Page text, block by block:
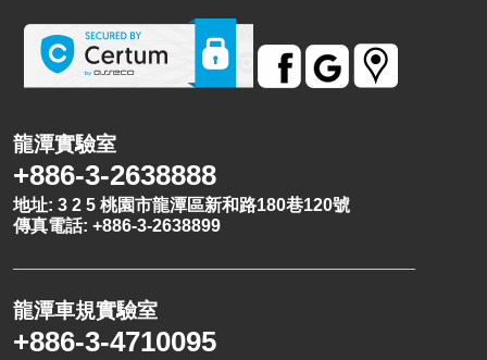
龍潭實驗室
+886-3-2638888
地址: 3 2 5 桃園市龍潭區新和路180巷120號
傳真電話: +886-3-2638899
龍潭車規實驗室
+886-3-4710095